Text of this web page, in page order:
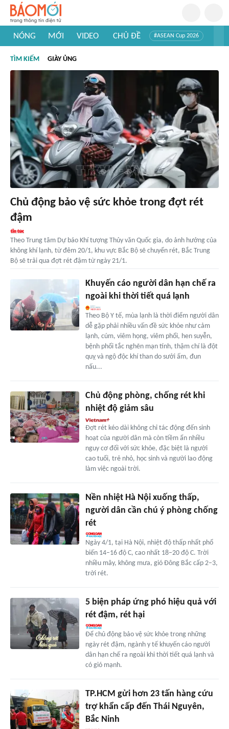
NÓNG MỚI VIDEO CHỦ ĐỀ #ASEAN Cup 2026
#Khám phá thế giới
TÌM KIẾM GIÀY ỦNG
Chủ động bảo vệ sức khỏe trong đợt rét
đậm
Theo Trung tâm Dự báo Khí tượng Thủy văn Quốc gia, do ảnh hưởng của
không khí lạnh, từ đêm 20/1, khu vực Bắc Bộ sẽ chuyển rét, Bắc Trung
Bộ sẽ trải qua đợt rét đậm từ ngày 21/1.
Khuyến cáo người dân hạn chế ra
ngoài khi thời tiết quá lạnh
Theo Bộ Y tế, mùa lạnh là thời điểm người dân
dễ gặp phải nhiều vấn đề sức khỏe như cảm
lạnh, cúm, viêm họng, viêm phổi, hen suyễn,
bệnh phổi tắc nghẽn mạn tính, thậm chí là đột
quỵ và ngộ độc khí than do sưởi ấm, đun
nấu...
Chủ động phòng, chống rét khi
nhiệt độ giảm sâu
Đợt rét kéo dài không chỉ tác động đến sinh
hoạt của người dân mà còn tiềm ẩn nhiều
nguy cơ đối với sức khỏe, đặc biệt là người
cao tuổi, trẻ nhỏ, học sinh và người lao động
làm việc ngoài trời.
Nền nhiệt Hà Nội xuống thấp,
người dân cần chú ý phòng chống
rét
Ngày 4/1, tại Hà Nội, nhiệt độ thấp nhất phổ
biến 14–16 độ C, cao nhất 18–20 độ C. Trời
nhiều mây, không mưa, gió Đông Bắc cấp 2–3,
trời rét.
5 biện pháp ứng phó hiệu quả với
rét đậm, rét hại
Để chủ động bảo vệ sức khỏe trong những
ngày rét đậm, ngành y tế khuyến cáo người
dân hạn chế ra ngoài khi thời tiết quá lạnh và
có gió mạnh.
TP.HCM gửi hơn 23 tấn hàng cứu
trợ khẩn cấp đến Thái Nguyên,
Bắc Ninh